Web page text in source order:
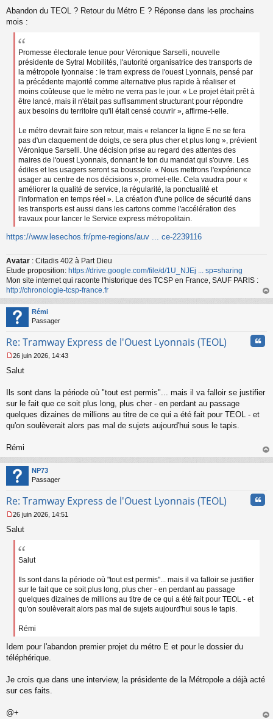
e
s
Abandon du TEOL ? Retour du Métro E ? Réponse dans les prochains
mois :
Promesse électorale tenue pour Véronique Sarselli, nouvelle
présidente de Sytral Mobilités, l'autorité organisatrice des transports de
la métropole lyonnaise : le tram express de l'ouest Lyonnais, pensé par
la précédente majorité comme alternative plus rapide à réaliser et
moins coûteuse que le métro ne verra pas le jour. « Le projet était prêt à
être lancé, mais il n'était pas suffisamment structurant pour répondre
aux besoins du territoire qu'il était censé couvrir », affirme-t-elle.
Le métro devrait faire son retour, mais « relancer la ligne E ne se fera
pas d'un claquement de doigts, ce sera plus cher et plus long », prévient
Véronique Sarselli. Une décision prise au regard des attentes des
maires de l'ouest Lyonnais, donnant le ton du mandat qui s'ouvre. Les
édiles et les usagers seront sa boussole. « Nous mettrons l'expérience
usager au centre de nos décisions », promet-elle. Cela vaudra pour «
améliorer la qualité de service, la régularité, la ponctualité et
l'information en temps réel ». La création d'une police de sécurité dans
les transports est aussi dans les cartons comme l'accélération des
travaux pour lancer le Service express métropolitain.
https://www.lesechos.fr/pme-regions/auv ... ce-2239116
Avatar : Citadis 402 à Part Dieu
Etude proposition: https://drive.google.com/file/d/1U_NJEj ... sp=sharing
Mon site internet qui raconte l'historique des TCSP en France, SAUF PARIS :
http://chronologie-tcsp-france.fr
au
Rémi
Passager
Re: Tramway Express de l'Ouest Lyonnais (TEOL)
e
s
g
e
n
n
u
26 juin 2026, 14:43
Salut
Ils sont dans la période où "tout est permis"... mais il va falloir se justifier
sur le fait que ce soit plus long, plus cher - en perdant au passage
quelques dizaines de millions au titre de ce qui a été fait pour TEOL - et
qu'on soulèverait alors pas mal de sujets aujourd'hui sous le tapis.
Rémi
au
NP73
Passager
Re: Tramway Express de l'Ouest Lyonnais (TEOL)
e
s
26 juin 2026, 14:51
Salut
Salut
Ils sont dans la période où "tout est permis"... mais il va falloir se justifier
sur le fait que ce soit plus long, plus cher - en perdant au passage
quelques dizaines de millions au titre de ce qui a été fait pour TEOL - et
qu'on soulèverait alors pas mal de sujets aujourd'hui sous le tapis.
Rémi
Idem pour l'abandon premier projet du métro E et pour le dossier du
téléphérique.
Je crois que dans une interview, la présidente de la Métropole a déjà acté
sur ces faits.
@+